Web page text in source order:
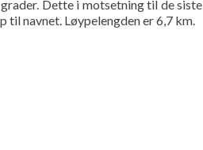
Dette i motsetning til de
navnet. Løypelengden er 6,7 km.